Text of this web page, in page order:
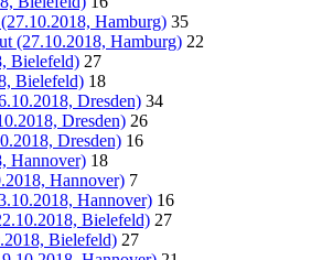
Hamburg) 35
(27.10.2018, Hamburg) 22
Bielefeld) 27
Bielefeld) 18
Dresden) 34
Dresden) 26
Dresden) 16
Hannover) 18
Hannover) 7
Hannover) 16
Bielefeld) 27
Bielefeld) 27